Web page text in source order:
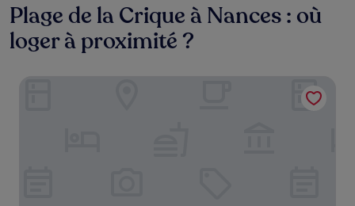
Plage de la Crique à Nances : où
loger à proximité ?